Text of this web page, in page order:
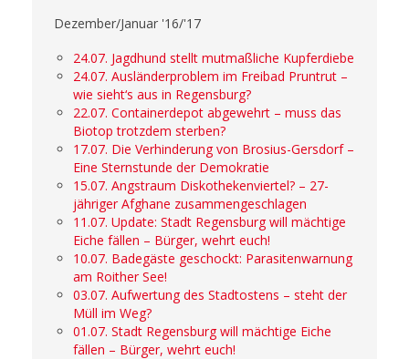
Dezember/Januar '16/'17
24.07. Jagdhund stellt mutmaßliche Kupferdiebe
24.07. Ausländerproblem im Freibad Pruntrut –
wie sieht‘s aus in Regensburg?
22.07. Containerdepot abgewehrt – muss das
Biotop trotzdem sterben?
17.07. Die Verhinderung von Brosius-Gersdorf –
Eine Sternstunde der Demokratie
15.07. Angstraum Diskothekenviertel? – 27-
jähriger Afghane zusammengeschlagen
11.07. Update: Stadt Regensburg will mächtige
Eiche fällen – Bürger, wehrt euch!
10.07. Badegäste geschockt: Parasitenwarnung
am Roither See!
03.07. Aufwertung des Stadtostens – steht der
Müll im Weg?
01.07. Stadt Regensburg will mächtige Eiche
fällen – Bürger, wehrt euch!